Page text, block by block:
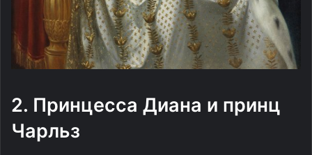
2. Принцесса Диана и принц
Чарльз